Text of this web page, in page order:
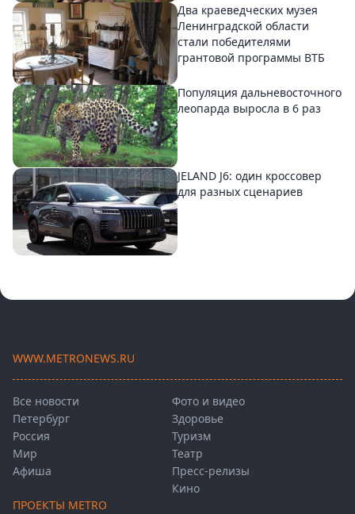
Два краеведческих музея
Ленинградской области
стали победителями
грантовой программы ВТБ
Популяция дальневосточного
леопарда выросла в 6 раз
JELAND J6: один кроссовер
для разных сценариев
WWW.METRONEWS.RU
Все новости
Петербург
Россия
Мир
Афиша
Фото и видео
Здоровье
Туризм
Театр
Пресс-релизы
Кино
ПРОЕКТЫ METRO